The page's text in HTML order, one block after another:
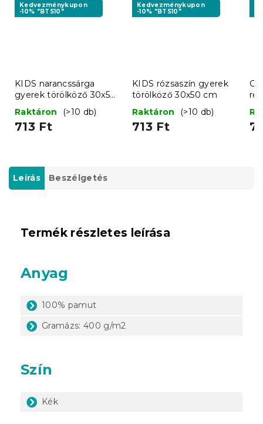
Kedvezménykupon
-10% "BTS10"
KIDS narancssárga
gyerek törölköző 30x50
cm
Raktáron (>10 db)
713 Ft
Kedvezménykupon
-10% "BTS10"
KIDS rózsaszín gyerek
törölköző 30x50 cm
Raktáron
(>10 db)
713 Ft
Leírás Beszélgetés
Termék részletes leírása
Anyag
100% pamut
Gramázs: 400 g/m2
Szín
Kék